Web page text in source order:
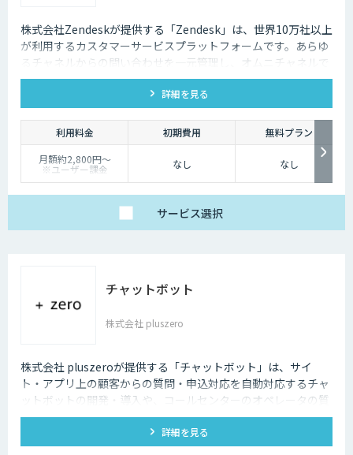
株式会社Zendeskが提供する「Zendesk」は、世界10万社以上
が利用するカスタマーサービスプラットフォームです。あらゆ
るチャネルからの問い合わせを一元管理し、オムニチャネルで
一貫性のある優れた顧客体験を実現できます。
詳細を見る
利用料金 初期費用
無料プラン
月額約2,800円〜
※ユーザー課金 なし なし
サービス選択
チャットボット
株式会社 pluszero
株式会社 pluszeroが提供する「チャットボット」は、サイ
ト・アプリ上の顧客からの質問・申込対応を自動対応するチャ
ットボットの開発・導入や、コールセンターのオペレータの質
問回答をサポートするチャットボットの開発・導入を行いま
詳細を見る